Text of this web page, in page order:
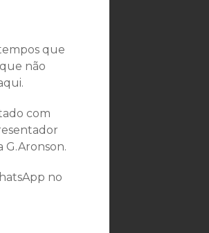
que
não
com
no